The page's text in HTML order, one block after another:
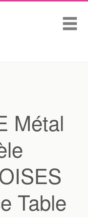
Métal
Table